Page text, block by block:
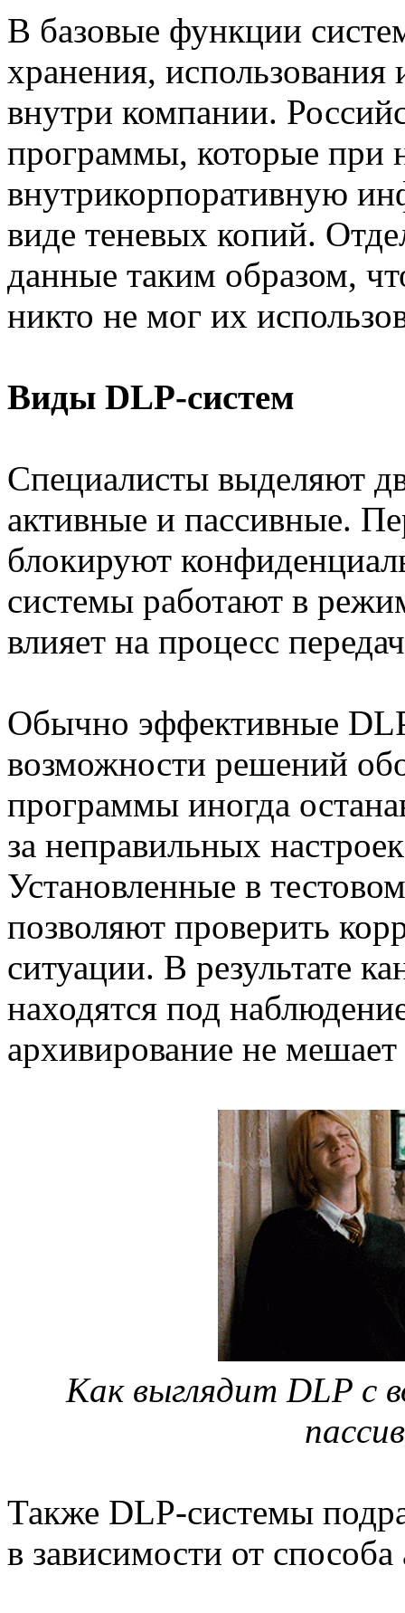
В базовые функции
хранения,
внутри компании.
программы, которые при
внутрикорпоративную
виде теневых копий.
данные таким образом,
никто не мог их
Виды DLP-систем
Специалисты выделяют
активные и пассивные.
блокируют
системы работают в
влияет на процесс
Обычно эффективные
возможности решений
программы иногда
за неправильных
Установленные в
позволяют проверить
ситуации. В результате
находятся под
архивирование не
Как выглядит DLP с
Также DLP-системы
в зависимости от